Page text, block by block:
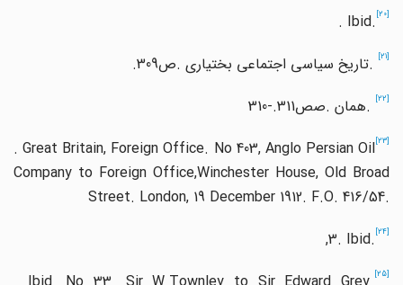
. Ibid.
.تاریخ سیاسی اجتماعی بختیاری.ص.309
.همان.صص310-.311
. Great Britain, Foreign Office. No 403, Anglo Persian Oil
Company to Foreign Office,Winchester House, Old Broad
Street. London, 19 December 1912. F.O. 416/54.
,3. Ibid.